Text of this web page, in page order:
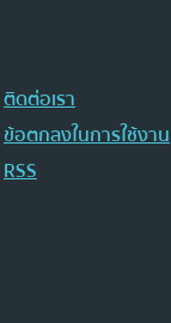
ติดต่อเรา
ข้อตกลงในการใช้งาน
RSS